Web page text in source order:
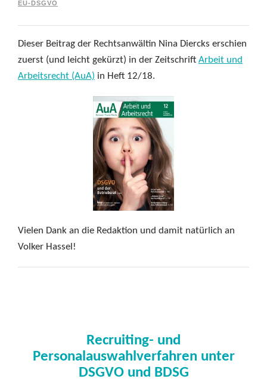
EU-DSGVO
Dieser Beitrag der Rechtsanwältin Nina Diercks erschien
zuerst (und leicht gekürzt) in der Zeitschrift Arbeit und
Arbeitsrecht (AuA) in Heft 12/18.
Vielen Dank an die Redaktion und damit natürlich an
Volker Hassel!
Recruiting- und
Personalauswahlverfahren unter
DSGVO und BDSG